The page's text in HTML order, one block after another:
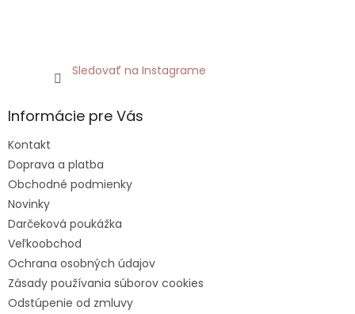
Sledovať na Instagrame
Informácie pre Vás
Kontakt
Doprava a platba
Obchodné podmienky
Novinky
Darčeková poukážka
Veľkoobchod
Ochrana osobných údajov
Zásady používania súborov cookies
Odstúpenie od zmluvy